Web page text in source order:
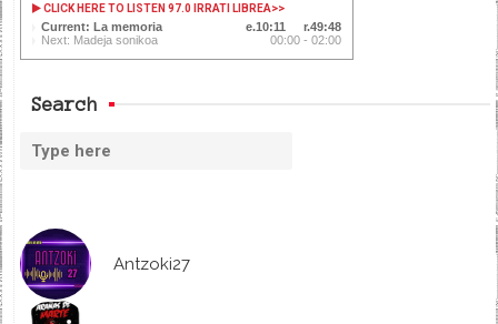
CLICK HERE TO LISTEN 97.0 IRRATI LIBREA>>
Current: La memoria 10:11
49:48
Next: Madeja sonikoa
00:00 - 02:00
Search
Antzoki27